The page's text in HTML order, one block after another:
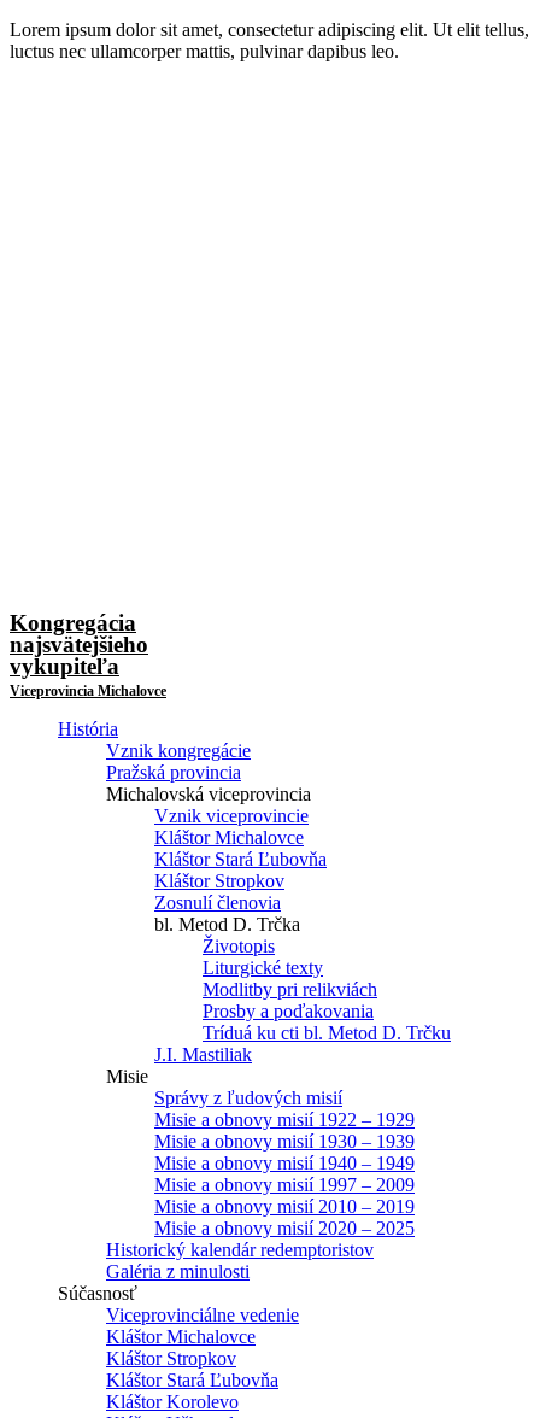
Lorem ipsum dolor sit amet, consectetur adipiscing elit. Ut elit tellus,
luctus nec ullamcorper mattis, pulvinar dapibus leo.
Kongregácia
najsvätejšieho
vykupiteľa
Viceprovincia Michalovce
História
Vznik kongregácie
Pražská provincia
Michalovská viceprovincia
Vznik viceprovincie
Kláštor Michalovce
Kláštor Stará Ľubovňa
Kláštor Stropkov
Zosnulí členovia
bl. Metod D. Trčka
Životopis
Liturgické texty
Modlitby pri relikviách
Prosby a poďakovania
Tríduá ku cti bl. Metod D. Trčku
J.I. Mastiliak
Misie
Správy z ľudových misií
Misie a obnovy misií 1922 – 1929
Misie a obnovy misií 1930 – 1939
Misie a obnovy misií 1940 – 1949
Misie a obnovy misií 1997 – 2009
Misie a obnovy misií 2010 – 2019
Misie a obnovy misií 2020 – 2025
Historický kalendár redemptoristov
Galéria z minulosti
Súčasnosť
Viceprovinciálne vedenie
Kláštor Michalovce
Kláštor Stropkov
Kláštor Stará Ľubovňa
Kláštor Korolevo